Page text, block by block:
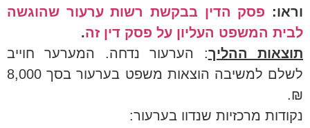
וראו: פסק הדין בבקשת רשות ערעור שהוגשה
לבית המשפט העליון על פסק דין זה.
תוצאות ההליך: הערעור נדחה. המערער חוייב
לשלם למשיבה הוצאות משפט בערעור בסך 8,000
₪.
נקודות מרכזיות שנדוו בערעור: